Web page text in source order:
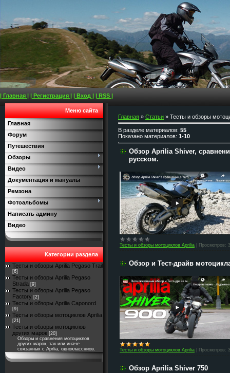
| Главная | | Регистрация | | Вход | | RSS |
Меню сайта
Главная
Форум
Путешествия
Обзоры
Видео
Документация и мануалы
Ремзона
Фотоальбомы
Написать админу
Видео
Категории раздела
Тесты и обзоры Aprilia Pegaso Trail
[6]
Тесты и обзоры Aprilia Pegaso
Strada [9]
Тесты и обзоры Aprilia Pegaso
Factory [2]
Тесты и обзоры Aprilia Caponord
[9]
Тесты и обзоры мотоциклов Aprilia
[21]
Тесты и обзоры мотоциклов
других марок [20]
Обзоры и сравнения мотоциклов
других марок, так или иначе
связанных с Aprlia, одноклассниов.
Главная » Статьи » Тесты и обзоры
В разделе материалов: 55
Показано материалов: 1-10
Обзор Aprilia Shiver,
русском.
Тесты и обзоры мотоциклов Aprilia Просмотров:
Обзор и Тест-драйв
Тесты и обзоры мотоциклов Aprilia Просмотров:
Обзор Aprilia Shiver 750